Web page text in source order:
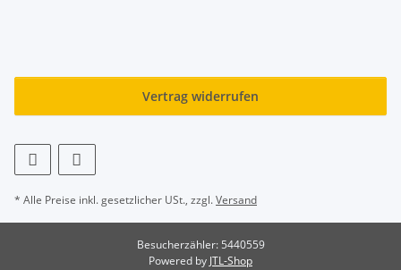
Vertrag widerrufen
* Alle Preise inkl. gesetzlicher USt., zzgl.Versand
Besucherzähler: 5440559
Powered by JTL-Shop